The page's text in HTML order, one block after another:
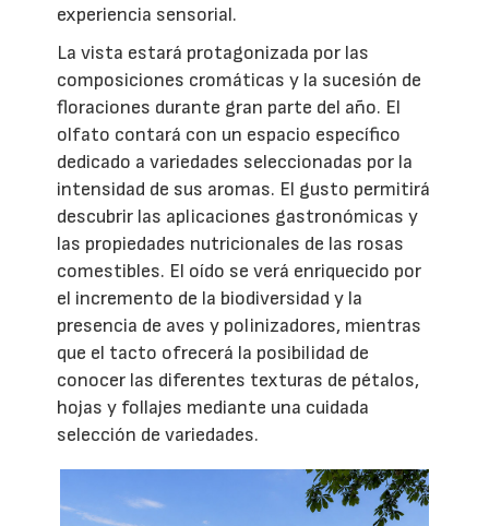
experiencia sensorial.
La vista estará protagonizada por las
composiciones cromáticas y la sucesión de
floraciones durante gran parte del año. El
olfato contará con un espacio específico
dedicado a variedades seleccionadas por la
intensidad de sus aromas. El gusto permitirá
descubrir las aplicaciones gastronómicas y
las propiedades nutricionales de las rosas
comestibles. El oído se verá enriquecido por
el incremento de la biodiversidad y la
presencia de aves y polinizadores, mientras
que el tacto ofrecerá la posibilidad de
conocer las diferentes texturas de pétalos,
hojas y follajes mediante una cuidada
selección de variedades.